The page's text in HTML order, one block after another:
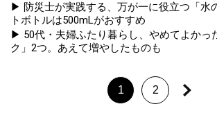
▶ 防災士が実践する、万が一に役立つ「水
トボトルは500mLがおすすめ
▶ 50代・夫婦ふたり暮らし、やめてよかっ
ク」2つ。あえて増やしたものも
1 2